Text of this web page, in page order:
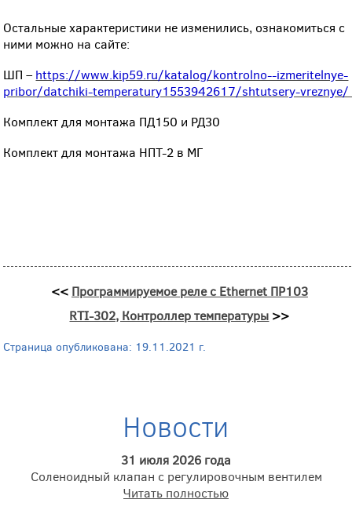
Остальные характеристики не изменились, ознакомиться с
ними можно на сайте:
ШП – https://www.kip59.ru/katalog/kontrolno--izmeritelnye-
pribor/datchiki-temperatury1553942617/shtutsery-vreznye/
Комплект для монтажа ПД150 и РД30
Комплект для монтажа НПТ-2 в МГ
<< Программируемое реле с Ethernet ПР103
RTI-302, Контроллер температуры >>
Страница опубликована: 19.11.2021 г.
Новости
31 июля 2026 года
Соленоидный клапан с регулировочным вентилем
Читать полностью